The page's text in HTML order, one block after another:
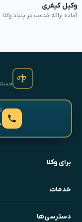
وکیل کیفری
آماده ارائه خدمت در بنیاد وکلا
برای وکلا
خدمات
دسترسی‌ها